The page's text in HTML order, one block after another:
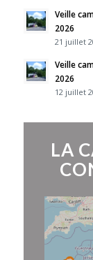
Veille
2026
21 juillet
Veille
2026
12 juillet
LA